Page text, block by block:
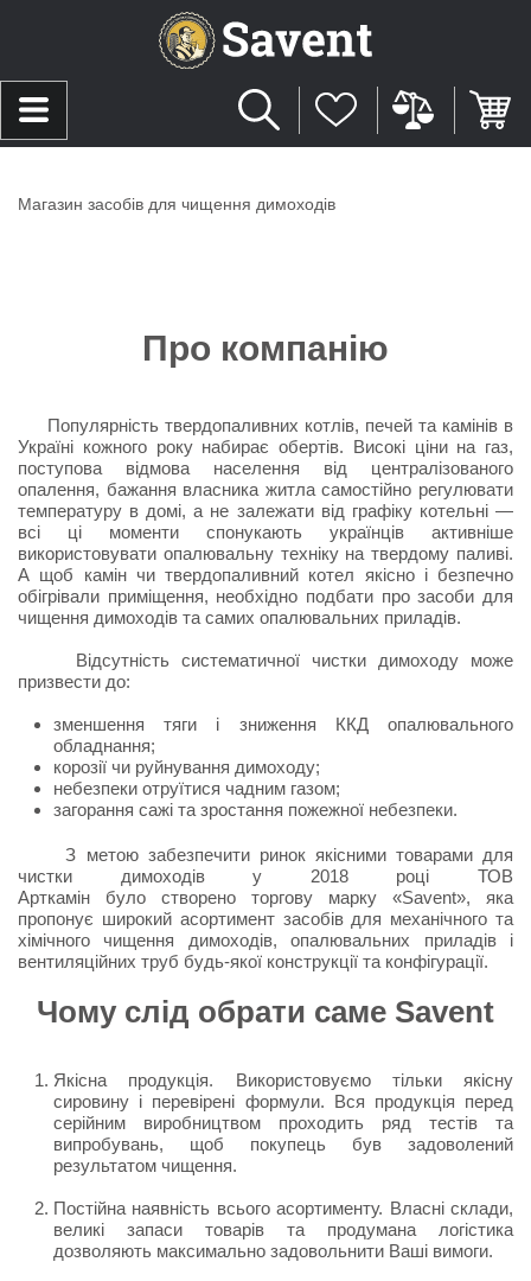
Магазин засобів для чищення димоходів
Про компанію
Популярність твердопаливних котлів, печей та камінів в
Україні кожного року набирає обертів. Високі ціни на газ,
поступова відмова населення від централізованого
опалення, бажання власника житла самостійно регулювати
температуру в домі, а не залежати від графіку котельні —
всі ці моменти спонукають українців активніше
використовувати опалювальну техніку на твердому паливі.
А щоб камін чи твердопаливний котел якісно і безпечно
обігрівали приміщення, необхідно подбати про засоби для
чищення димоходів та самих опалювальних приладів.
Відсутність систематичної чистки димоходу може
призвести до:
зменшення тяги і зниження ККД опалювального
обладнання;
корозії чи руйнування димоходу;
небезпеки отруїтися чадним газом;
загорання сажі та зростання пожежної небезпеки.
З метою забезпечити ринок якісними товарами для
чистки димоходів у 2018 році ТОВ
Арткамін було створено торгову марку «Savent», яка
пропонує широкий асортимент засобів для механічного та
хімічного чищення димоходів, опалювальних приладів і
вентиляційних труб будь-якої конструкції та конфігурації.
Чому слід обрати саме Savent
Якісна продукція. Використовуємо тільки якісну
сировину і перевірені формули. Вся продукція перед
серійним виробництвом проходить ряд тестів та
випробувань, щоб покупець був задоволений
результатом чищення.
Постійна наявність всього асортименту. Власні склади,
великі запаси товарів та продумана логістика
дозволяють максимально задовольнити Ваші вимоги.